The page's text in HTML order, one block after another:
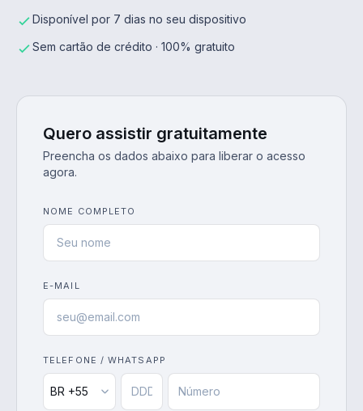
Disponível por 7 dias no seu dispositivo
Sem cartão de crédito · 100% gratuito
Quero assistir gratuitamente
Preencha os dados abaixo para liberar o acesso
agora.
NOME COMPLETO
E-MAIL
TELEFONE / WHATSAPP